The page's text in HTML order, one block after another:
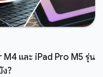
และ iPad Pro M5 รุ่น
?